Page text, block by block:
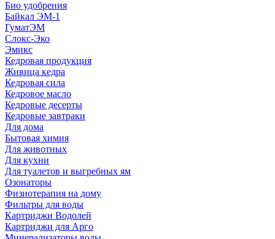
Био удобрения
Байкал ЭМ-1
ГуматЭМ
Слокс-Эко
Эмикс
Кедровая продукция
Живица кедра
Кедровая сила
Кедровое масло
Кедровые десерты
Кедровые завтраки
Для дома
Бытовая химия
Для животных
Для кухни
Для туалетов и выгребных ям
Озонаторы
Физиотерапия на дому
Фильтры для воды
Картриджи Водолей
Картриджи для Арго